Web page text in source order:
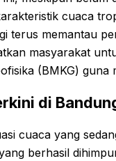
cuaca
terus memantau
masyarakat
(BMKG) guna
di
cuaca yang
berhasil